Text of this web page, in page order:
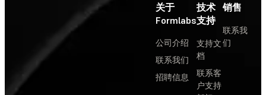
关于
Formlabs
公司介绍
联系我们
招聘信息
技术
支持
支持文
档
联系客
户支持
销售
联系我
们